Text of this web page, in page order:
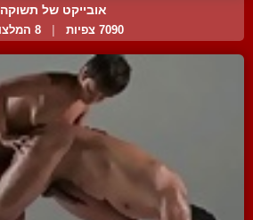
אובייקט של תשוקה
7090 צפיות 8 המלצות